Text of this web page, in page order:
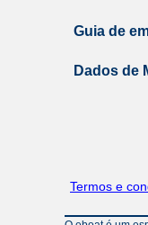
Guia de
Dados de
Termos e